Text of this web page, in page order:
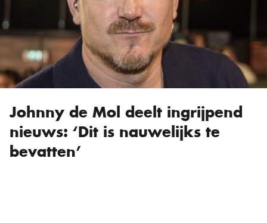
Johnny de Mol deelt ingrijpend
nieuws: ‘Dit is nauwelijks te
bevatten’